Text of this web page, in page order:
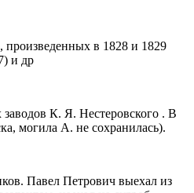
произведенных в 1828 и 1829
и др
К. Я. Нестеровского . В
могила А. не сохранилась).
Павел Петрович выехал из